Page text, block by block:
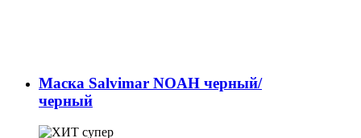
Маска Salvimar NOAH черный/
черный